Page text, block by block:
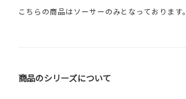
こちらの商品はソーサーのみとなっております。
商品のシリーズについて